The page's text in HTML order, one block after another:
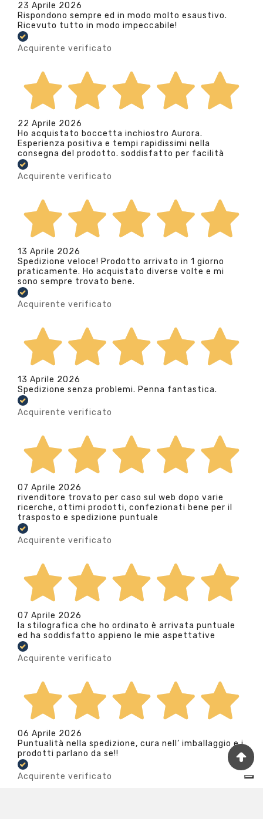
23 Aprile 2026
Rispondono sempre ed in modo molto esaustivo.
Ricevuto tutto in modo impeccabile!
Acquirente verificato
22 Aprile 2026
Ho acquistato boccetta inchiostro Aurora.
Esperienza positiva e tempi rapidissimi nella
consegna del prodotto. soddisfatto per facilità
Acquirente verificato
13 Aprile 2026
Spedizione veloce! Prodotto arrivato in 1 giorno
praticamente. Ho acquistato diverse volte e mi
sono sempre trovato bene.
Acquirente verificato
13 Aprile 2026
Spedizione senza problemi. Penna fantastica.
Acquirente verificato
07 Aprile 2026
rivenditore trovato per caso sul web dopo varie
ricerche, ottimi prodotti, confezionati bene per il
trasposto e spedizione puntuale
Acquirente verificato
07 Aprile 2026
la stilografica che ho ordinato è arrivata puntuale
ed ha soddisfatto appieno le mie aspettative
Acquirente verificato
06 Aprile 2026
Puntualità nella spedizione, cura nell’ imballaggio e i
prodotti parlano da se!!
Acquirente verificato